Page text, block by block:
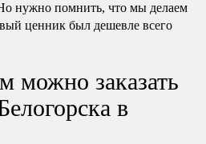
нужно помнить, что мы делаем
ценник был дешевле всего
можно заказать
в